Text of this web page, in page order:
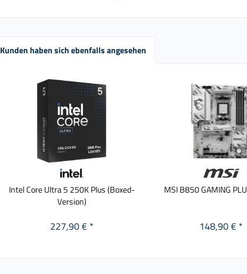
Kunden haben sich ebenfalls angesehen
Intel Core Ultra 5 250K Plus (Boxed-
Version)
227,90 € *
MSI B850 GAMING
148,90 € *